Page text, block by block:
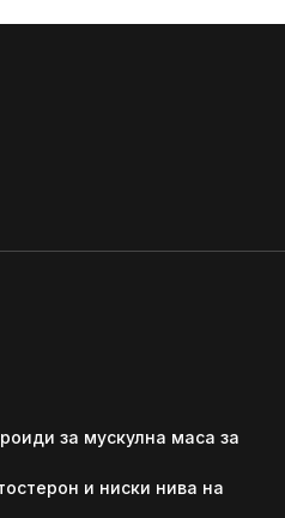
за мускулна маса за
и ниски нива на